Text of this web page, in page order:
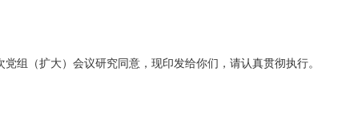
组（扩大）会议研究同意，现印发给你们，请认真贯彻执行。